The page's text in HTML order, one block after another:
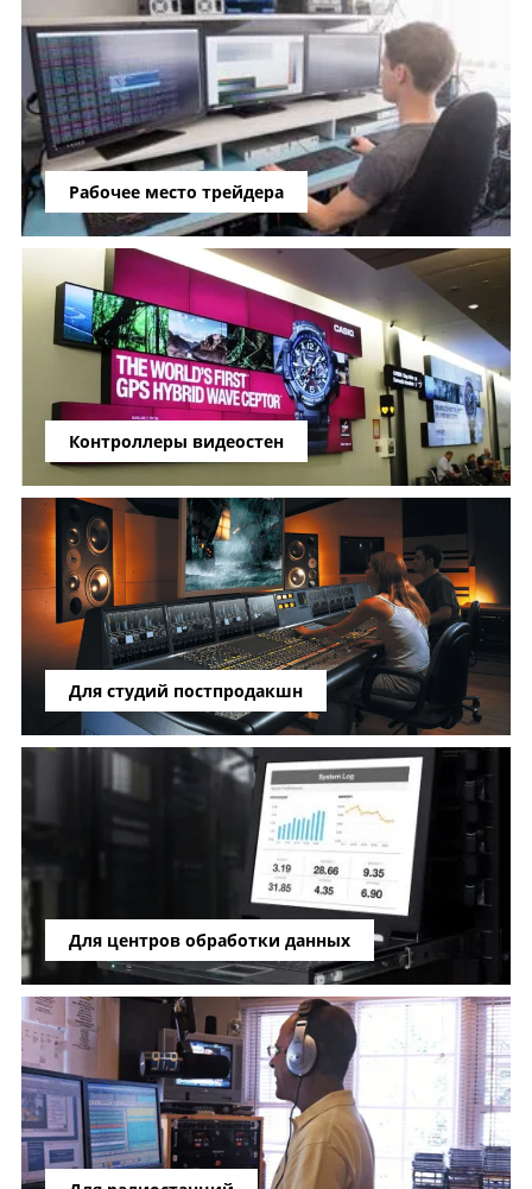
Рабочее место трейдера
Контроллеры видеостен
Для студий постпродакшн
Для центров обработки данных